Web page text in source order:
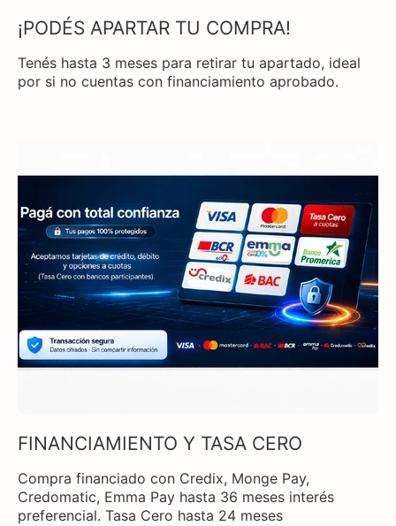
¡PODÉS APARTAR TU COMPRA!
Tenés hasta 3 meses para retirar tu apartado, ideal
por si no cuentas con financiamiento aprobado.
FINANCIAMIENTO Y TASA CERO
Compra financiado con Credix, Monge Pay,
Credomatic, Emma Pay hasta 36 meses interés
preferencial. Tasa Cero hasta 24 meses